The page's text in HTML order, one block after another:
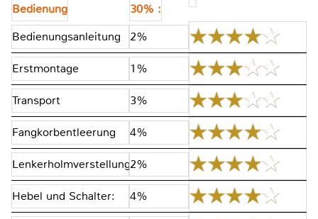
Bedienung
30% :
Bedienungsanleitung
2%
Erstmontage 1%
Transport 3%
Fangkorbentleerung 4%
Lenkerholmverstellung2%
Hebel und Schalter: 4%